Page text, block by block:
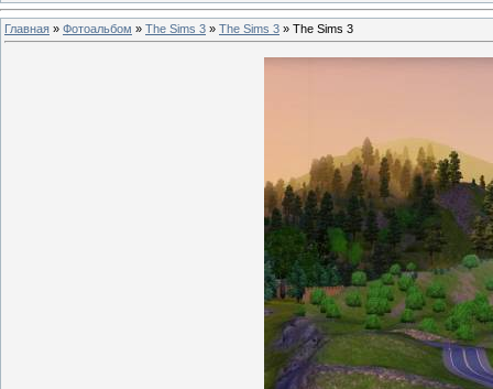
Главная » Фотоальбом » The Sims 3 » The Sims 3 » The Sims 3